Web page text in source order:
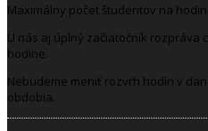
Maximálny počet študentov na
U nás aj úplný začiatočník rozpráva
hodine.
Nebudeme meniť rozvrh hodín v
obdobia.